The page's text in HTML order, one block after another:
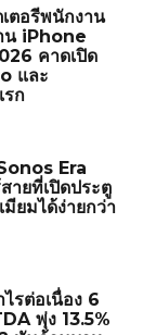
เตอรีพนักงาน
น iPhone
คาดเปิด
และ
ก
Era
ายที่เปิดประตู
มียมได้ง่ายกว่า
รต่อเนื่อง 6
พุ่ง 13.5%